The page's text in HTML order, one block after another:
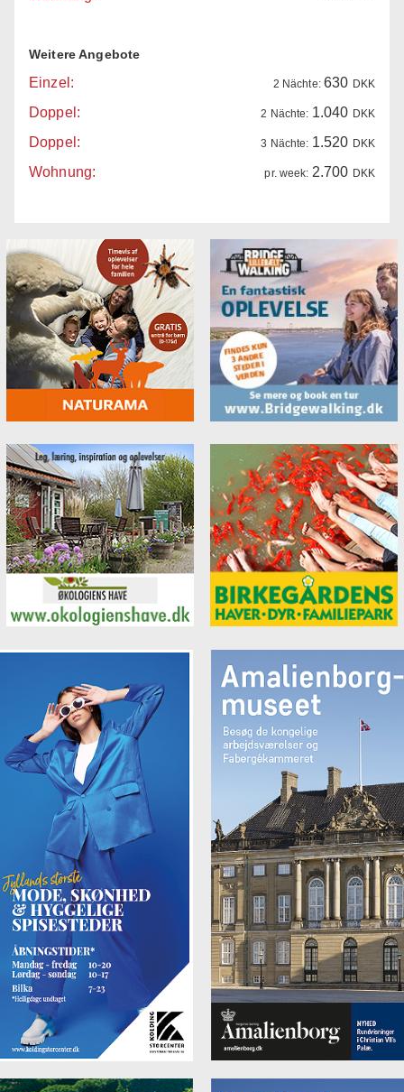
Weitere Angebote
Einzel: 2 Nächte: 630 DKK
Doppel: 2 Nächte: 1.040 DKK
Doppel: 3 Nächte: 1.520 DKK
Wohnung: pr. week: 2.700 DKK